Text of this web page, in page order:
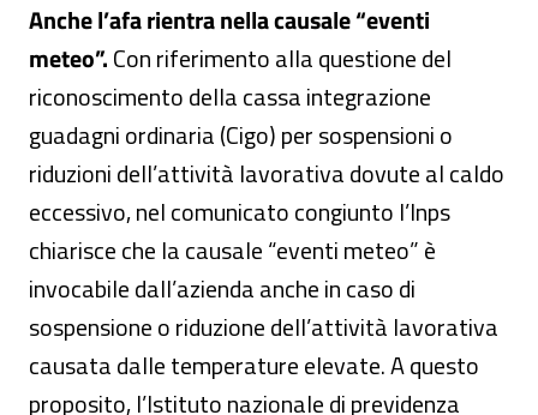
Anche l’afa rientra nella causale “eventi
meteo”.Con riferimento alla questione del
riconoscimento della cassa integrazione
guadagni ordinaria (Cigo) per sospensioni o
riduzioni dell’attività lavorativa dovute al caldo
eccessivo, nel comunicato congiunto l’Inps
chiarisce che la causale “eventi meteo” è
invocabile dall’azienda anche in caso di
sospensione o riduzione dell’attività lavorativa
causata dalle temperature elevate. A questo
proposito, l’Istituto nazionale di previdenza